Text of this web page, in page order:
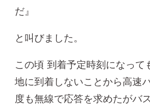
だ』
と叫びました。
この頃 到着予定時刻になって
地に到着しないことから高速
度も無線で応答を求めたがバ